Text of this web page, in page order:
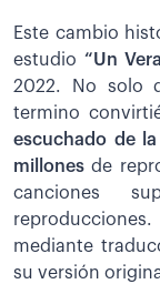
Este cambio
estudio “Un
2022. No solo
termino
escuchado de
millones de
canciones
mediante
su versión